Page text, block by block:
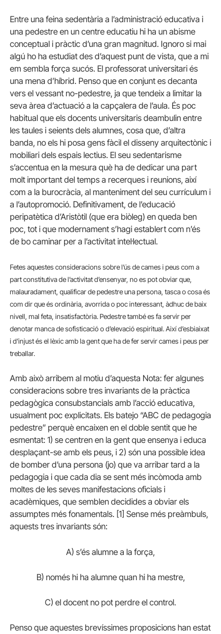
Entre una feina sedentària a l’administració educativa i
una pedestre en un centre educatiu hi ha un abisme
conceptual i pràctic d’una gran magnitud. Ignoro si mai
algú ho ha estudiat des d’aquest punt de vista, que a mi
em sembla força sucós. El professorat universitari és
una mena d’híbrid. Penso que en conjunt es decanta
vers el vessant no-pedestre, ja que tendeix a limitar la
seva àrea d’actuació a la capçalera de l’aula. És poc
habitual que els docents universitaris deambulin entre
les taules i seients dels alumnes, cosa que, d’altra
banda, no els hi posa gens fàcil el disseny arquitectònic i
mobiliari dels espais lectius. El seu sedentarisme
s’accentua en la mesura què ha de dedicar una part
molt important del temps a recerques i reunions, així
com a la burocràcia, al manteniment del seu currículum i
a l’autopromoció. Definitivament, de l’educació
peripatètica d’Aristòtil (que era biòleg) en queda ben
poc, tot i que modernament s’hagi establert com n’és
de bo caminar per a l’activitat intel·lectual.
Fetes aquestes consideracions sobre l’ús de cames i peus com a
part constitutiva de l’activitat d’ensenyar, no es pot obviar que,
malauradament, qualificar de pedestre una persona, tasca o cosa és
com dir que és ordinària, avorrida o poc interessant, àdhuc de baix
nivell, mal feta, insatisfactòria. Pedestre també es fa servir per
denotar manca de sofisticació o d’elevació espiritual. Així d’esbiaixat
i d’injust és el lèxic amb la gent que ha de fer servir cames i peus per
treballar.
Amb això arribem al motiu d’aquesta Nota: fer algunes
consideracions sobre tres invariants de la pràctica
pedagògica consubstancials amb l’acció educativa,
usualment poc explicitats. Els batejo “ABC de pedagogia
pedestre” perquè encaixen en el doble sentit que he
esmentat: 1) se centren en la gent que ensenya i educa
desplaçant-se amb els peus, i 2) són una possible idea
de bomber d’una persona (jo) que va arribar tard a la
pedagogia i que cada dia se sent més incòmoda amb
moltes de les seves manifestacions oficials i
acadèmiques, que semblen decidides a obviar els
assumptes més fonamentals. [1] Sense més preàmbuls,
aquests tres invariants són:
A) s’és alumne a la força,
B) només hi ha alumne quan hi ha mestre,
C) el docent no pot perdre el control.
Penso que aquestes brevíssimes proposicions han estat